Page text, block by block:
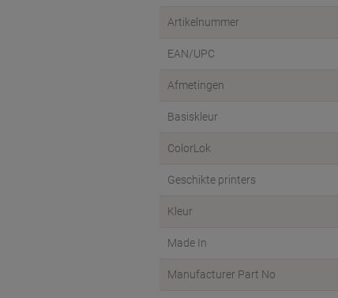
Artikelnummer
EAN/UPC
Afmetingen
Basiskleur
ColorLok
Geschikte printers
Kleur
Made In
Manufacturer Part No